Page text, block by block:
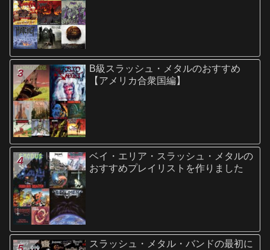
B級スラッシュ・メタルのおすすめ
【アメリカ合衆国編】
ベイ・エリア・スラッシュ・メタルの
おすすめプレイリストを作りました
スラッシュ・メタル・バンドの最初に